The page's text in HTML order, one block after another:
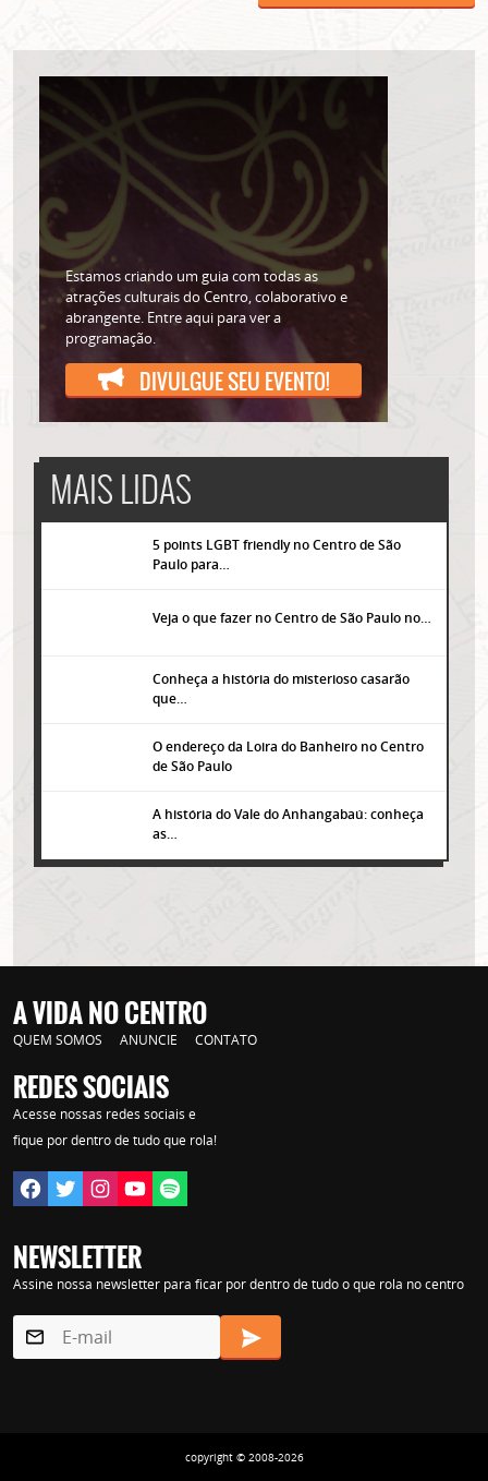
Estamos criando um guia com todas as
atrações culturais do Centro, colaborativo e
abrangente. Entre aqui para ver a
programação.
DIVULGUE SEU EVENTO!
MAIS LIDAS
5 points LGBT friendly no Centro de São
Paulo para…
Veja o que fazer no Centro de São Paulo no…
Conheça a história do misterioso casarão
que…
O endereço da Loira do Banheiro no Centro
de São Paulo
A história do Vale do Anhangabaú: conheça
as…
A VIDA NO CENTRO
QUEM SOMOS ANUNCIE CONTATO
REDES SOCIAIS
Acesse nossas redes sociais e
fique por dentro de tudo que rola!
NEWSLETTER
Assine nossa newsletter para ficar por dentro de tudo o que rola no centro
copyright © 2008-2026
labore quia nobis nihil tempora praesentium distinctio, id, quibusdam est.